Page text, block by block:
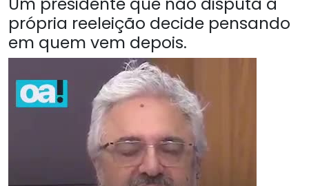
própria reeleição decide pensando
em quem vem depois.